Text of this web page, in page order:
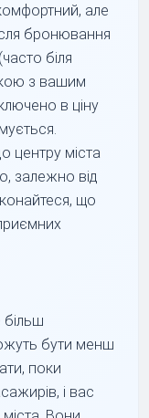
але
бронювання
біля
з вашим
в ціну
центру міста
залежно від
що
більш
бути менш
поки
і вас